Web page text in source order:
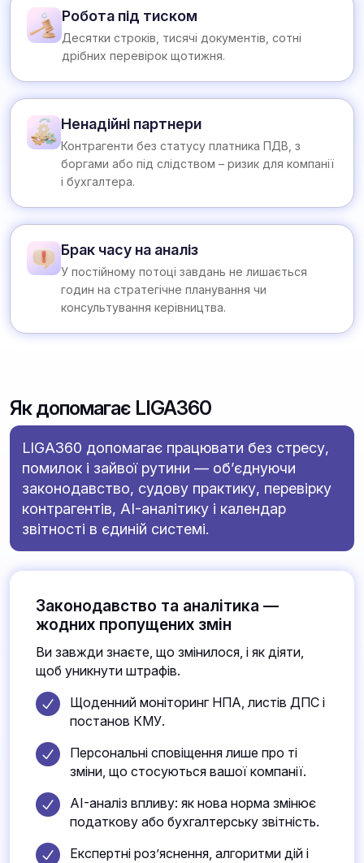
Робота під тиском
Десятки строків, тисячі документів, сотні
дрібних перевірок щотижня.
Ненадійні партнери
Контрагенти без статусу платника ПДВ, з
боргами або під слідством – ризик для компанії
і бухгалтера.
Брак часу на аналіз
У постійному потоці завдань не лишається
годин на стратегічне планування чи
консультування керівництва.
Як допомагає LIGA360
LIGA360 допомагає працювати без стресу,
помилок і зайвої рутини — об’єднуючи
законодавство, судову практику, перевірку
контрагентів, AI-аналітику і календар
звітності в єдиній системі.
Законодавство та аналітика —
жодних пропущених змін
Ви завжди знаєте, що змінилося, і як діяти,
щоб уникнути штрафів.
Щоденний моніторинг НПА, листів ДПС і
постанов КМУ.
Персональні сповіщення лише про ті
зміни, що стосуються вашої компанії.
AI-аналіз впливу: як нова норма змінює
податкову або бухгалтерську звітність.
Експертні роз’яснення, алгоритми дій і